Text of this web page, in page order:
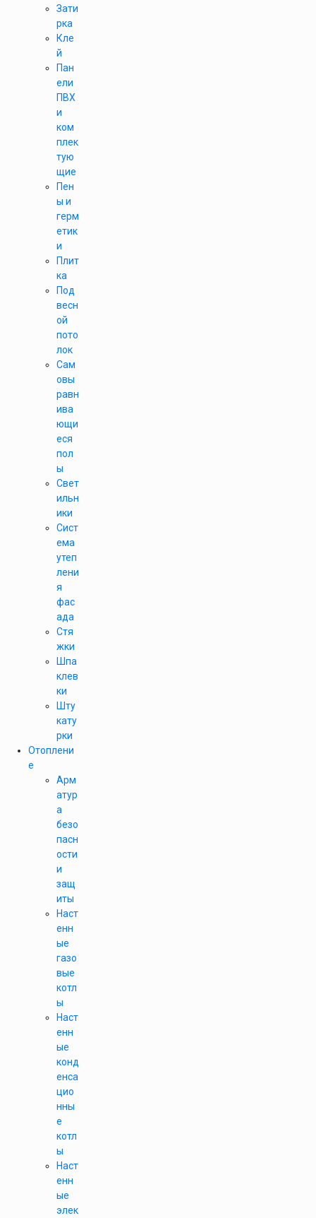
Зати
рка
Кле
й
Пан
ели
ПВХ
и
ком
плек
тую
щие
Пен
ы и
герм
етик
и
Плит
ка
Под
весн
ой
пото
лок
Сам
овы
равн
ива
ющи
еся
пол
ы
Свет
ильн
ики
Сист
ема
утеп
лени
я
фас
ада
Стя
жки
Шпа
клев
ки
Шту
кату
рки
Отоплени
е
Арм
атур
а
безо
пасн
ости
и
защ
иты
Наст
енн
ые
газо
вые
котл
ы
Наст
енн
ые
конд
енса
цио
нны
е
котл
ы
Наст
енн
ые
элек